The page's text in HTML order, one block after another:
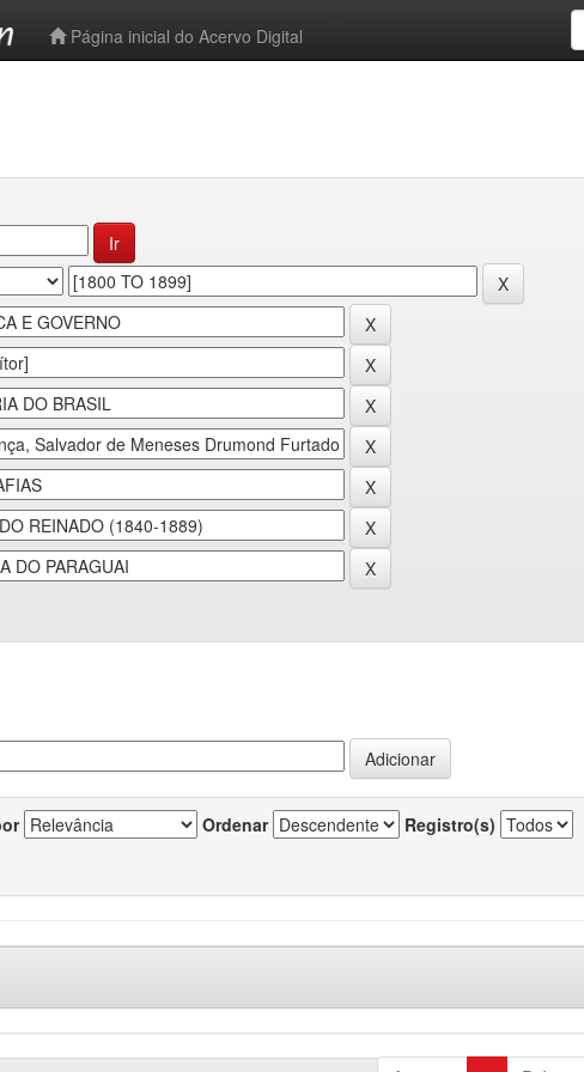
Página inicial do Acervo Digital
Ordenar Registro(s)